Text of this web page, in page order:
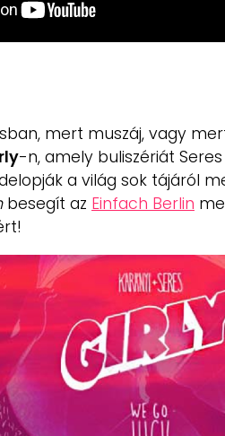
mert muszáj, vagy
-n, amely buliszériát
a világ sok tájáról
besegít az Einfach Berlin